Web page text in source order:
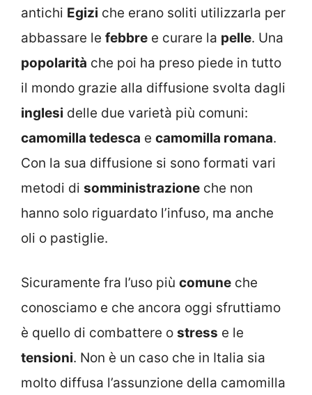
antichi Egizi che erano soliti utilizzarla per
abbassare le febbre e curare la pelle. Una
popolarità che poi ha preso piede in tutto
il mondo grazie alla diffusione svolta dagli
inglesi delle due varietà più comuni:
camomilla tedesca e camomilla romana.
Con la sua diffusione si sono formati vari
metodi di somministrazione che non
hanno solo riguardato l’infuso, ma anche
oli o pastiglie.
Sicuramente fra l’uso più comune che
conosciamo e che ancora oggi sfruttiamo
è quello di combattere o stress e le
tensioni. Non è un caso che in Italia sia
molto diffusa l’assunzione della camomilla